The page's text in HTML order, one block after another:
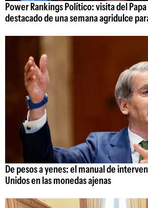
Power Rankings Político: visita del
destacado de una semana agridulce
De pesos a yenes: el manual de
Unidos en las monedas ajenas